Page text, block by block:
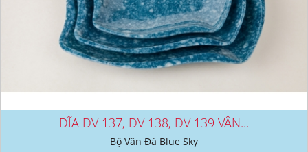
DĨA DV 137, DV 138, DV 139 VÂN...
Bộ Vân Đá Blue Sky